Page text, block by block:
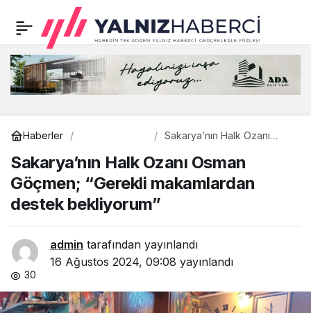
Haberler
Sakarya’nın Halk Ozanı
makamlardan destek
bekliyorum”
Sakarya’nın Halk Ozanı Osman
Göçmen; “Gerekli makamlardan
destek bekliyorum”
admin tarafından yayınlandı
16 Ağustos 2024, 09:08 yayınlandı
30
Sakarya’nın Halk Ozanı
Osman Göçmen;
“Gerekli makamlardan
destek bekliyorum”